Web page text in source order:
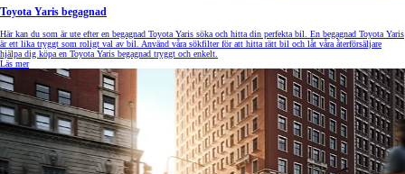
Toyota Yaris begagnad
Här kan du som är ute efter en begagnad Toyota Yaris söka och hitta din perfekta bil. En begagnad Toyota Yaris
är ett lika tryggt som roligt val av bil. Använd våra sökfilter för att hitta rätt bil och låt våra återförsäljare
hjälpa dig köpa en Toyota Yaris begagnad tryggt och enkelt.
Läs mer